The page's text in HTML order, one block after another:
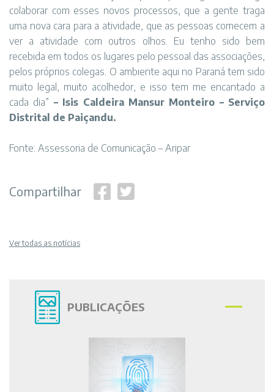
colaborar com esses novos processos, que a gente traga
uma nova cara para a atividade, que as pessoas comecem a
ver a atividade com outros olhos. Eu tenho sido bem
recebida em todos os lugares pelo pessoal das associações,
pelos próprios colegas. O ambiente aqui no Paraná tem sido
muito legal, muito acolhedor, e isso tem me encantado a
cada dia” – Isis Caldeira Mansur Monteiro – Serviço
Distrital de Paiçandu.
Fonte: Assessoria de Comunicação – Aripar
Compartilhar
Ver todas as notícias
PUBLICAÇÕES